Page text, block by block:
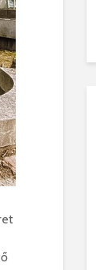
kapunyitás
Teleki-kastélyban
2026. augusztus 01.
– Büllögi